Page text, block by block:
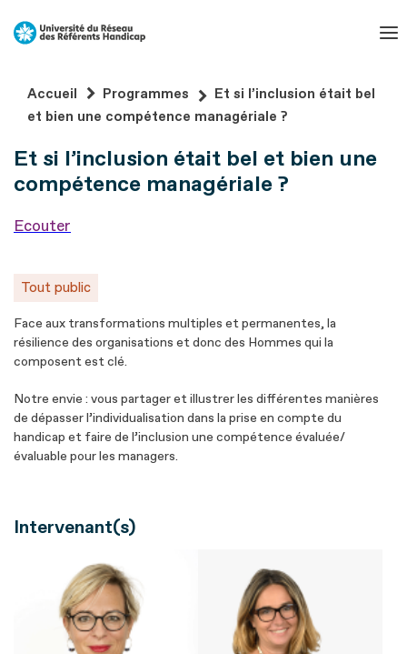
Aller
Aller
au
de
page
Accueil Programmes
Et si l’inclusion était bel
et bien une compétence managériale ?
Et si l’inclusion était bel et bien une
compétence managériale ?
Ecouter
Tout public
Face aux transformations multiples et permanentes, la
résilience des organisations et donc des Hommes qui la
composent est clé.
Notre envie : vous partager et illustrer les différentes manières
de dépasser l’individualisation dans la prise en compte du
handicap et faire de l’inclusion une compétence évaluée/
évaluable pour les managers.
Intervenant(s)